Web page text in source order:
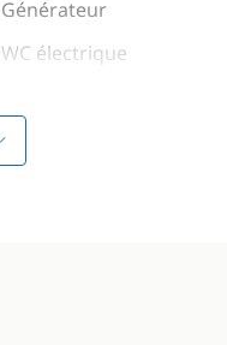
Générateur
WC électrique